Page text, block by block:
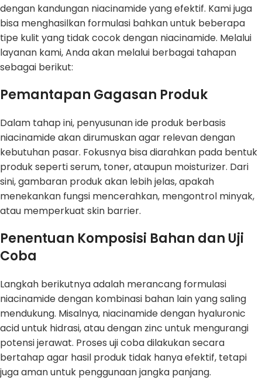
dengan kandungan niacinamide yang efektif. Kami juga
bisa menghasilkan formulasi bahkan untuk beberapa
tipe kulit yang tidak cocok dengan niacinamide. Melalui
layanan kami, Anda akan melalui berbagai tahapan
sebagai berikut:
Pemantapan Gagasan Produk
Dalam tahap ini, penyusunan ide produk berbasis
niacinamide akan dirumuskan agar relevan dengan
kebutuhan pasar. Fokusnya bisa diarahkan pada bentuk
produk seperti serum, toner, ataupun moisturizer. Dari
sini, gambaran produk akan lebih jelas, apakah
menekankan fungsi mencerahkan, mengontrol minyak,
atau memperkuat skin barrier.
Penentuan Komposisi Bahan dan Uji
Coba
Langkah berikutnya adalah merancang formulasi
niacinamide dengan kombinasi bahan lain yang saling
mendukung. Misalnya, niacinamide dengan hyaluronic
acid untuk hidrasi, atau dengan zinc untuk mengurangi
potensi jerawat. Proses uji coba dilakukan secara
bertahap agar hasil produk tidak hanya efektif, tetapi
juga aman untuk penggunaan jangka panjang.